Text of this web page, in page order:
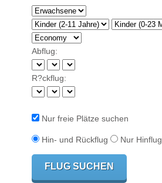
Abflug:
R?ckflug:
Nur freie Plätze suchen
Hin- und Rückflug Nur Hinflug